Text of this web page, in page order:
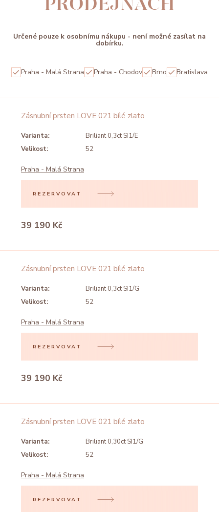
Určené pouze k osobnímu nákupu - není možné zasílat na
dobírku.
Praha - Malá Strana Praha - Chodov Brno Bratislava
Zásnubní prsten LOVE 021 bílé zlato
Varianta:
Briliant 0,3ct SI1/E
Velikost:
52
Praha - Malá Strana
REZERVOVAT
39 190 Kč
Zásnubní prsten LOVE 021 bílé zlato
Varianta:
Briliant 0,3ct SI1/G
Velikost:
52
Praha - Malá Strana
REZERVOVAT
39 190 Kč
Zásnubní prsten LOVE 021 bílé zlato
Varianta:
Briliant 0,30ct SI1/G
Velikost:
52
Praha - Malá Strana
REZERVOVAT